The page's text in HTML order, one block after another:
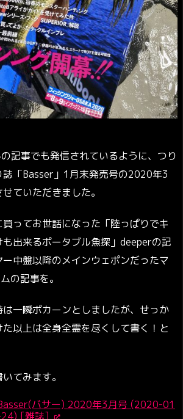
記事でも発信されているように、つり
誌「Basser」1月末発売号の2020年3
ていただきました。
ってお世話になった「陸っぱりでキ
出来るポータブル魚探」deeperの記
中盤以降のメインウェポンだったマ
の記事を。
一瞬ポカーンとしましたが、せっか
以上は全身全霊を尽くして書く！と
てみます。
バサー) 2020年3月号 (2020-01
[雑誌]